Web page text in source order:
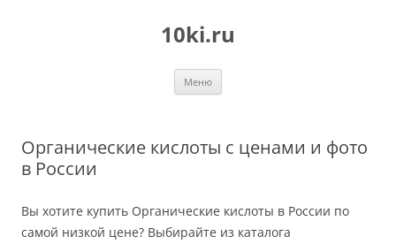
10ki.ru
Меню
Органические кислоты с ценами и фото
в России
Вы хотите купить Органические кислоты в России по
самой низкой цене? Выбирайте из каталога